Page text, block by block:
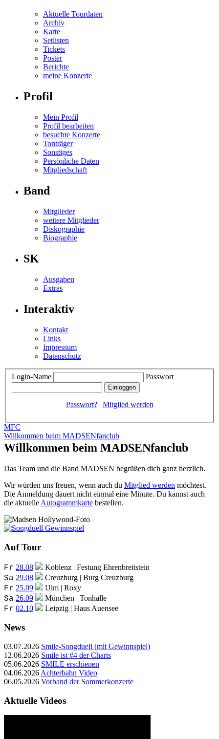
Aktuelle Tourdaten
Archiv
Karte
Setlisten
Tickets
Poster
Berichte
meine Konzerte
Profil
Mein Profil
Profil bearbeiten
besuchte Konzerte
Tonträger
Sonstiges
Persönliche Daten
Mitgliedschaft
Band
Mitglieder
weitere Mitglieder
Diskographie
Biographie
SK
Ausgaben
Extras
Interaktiv
Kontakt
Links
Impressum
Datenschutz
Login-Name Passwort
Passwort?| Mitglied werden
MFC
Willkommen beim MADSENfanclub
Willkommen beim MADSENfanclub
Das Team und die Band MADSEN begrüßen dich ganz herzlich.
Wir würden uns freuen, wenn auch du Mitglied werden möchtest.
Die Anmeldung dauert nicht einmal eine Minute. Du kannst auch
die aktuelle Autogrammkarte bestellen.
Auf Tour
Fr 28.08 Koblenz | Festung Ehrenbreitstein
Sa 29.08 Creuzburg | Burg Creuzburg
Fr 25.09 Ulm | Roxy
Sa 26.09 München | Tonhalle
Fr 02.10 Leipzig | Haus Auensee
News
03.07.2026 Smile-Songduell (mit Gewinnspiel)
12.06.2026 Smile ist #4 der Charts
05.06.2026 SMILE erschienen
04.06.2026 Achterbahn Video
06.05.2026 Vorband der Sommerkonzerte
Aktuelle Videos